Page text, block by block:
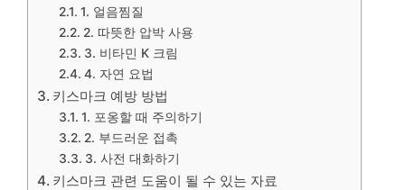
1. 얼음찜질
2. 따뜻한 압박 사용
3. 비타민 K 크림
4. 자연 요법
키스마크 예방 방법
1. 포옹할 때 주의하기
2. 부드러운 접촉
3. 사전 대화하기
키스마크 관련 도움이 될 수 있는 자료